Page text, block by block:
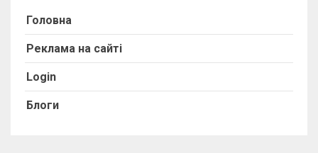
Головна
Реклама на сайті
Login
Блоги